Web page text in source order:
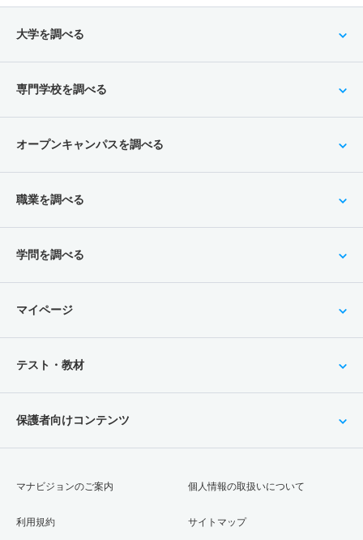
大学を調べる
専門学校を調べる
オープンキャンパスを調べる
職業を調べる
学問を調べる
マイページ
テスト・教材
保護者向けコンテンツ
マナビジョンのご案内
利用規約
個人情報の取扱いについて
サイトマップ